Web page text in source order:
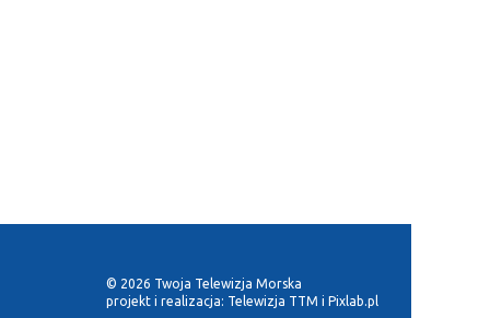
© 2026 Twoja Telewizja Morska
projekt i realizacja: Telewizja TTM i Pixlab.pl